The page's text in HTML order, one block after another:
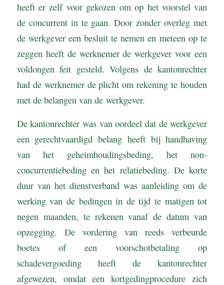
heeft er zelf voor gekozen om op het voorstel van
de concurrent in te gaan. Door zonder overleg met
de werkgever een besluit te nemen en meteen op te
zeggen heeft de werknemer de werkgever voor een
voldongen feit gesteld. Volgens de kantonrechter
had de werknemer de plicht om rekening te houden
met de belangen van de werkgever.
De kantonrechter was van oordeel dat de werkgever
een gerechtvaardigd belang heeft bij handhaving
van het geheimhoudingsbeding, het non-
concurrentiebeding en het relatiebeding. De korte
duur van het dienstverband was aanleiding om de
werking van de bedingen in de tijd te matigen tot
negen maanden, te rekenen vanaf de datum van
opzegging. De vordering van reeds verbeurde
boetes of een voorschotbetaling op
schadevergoeding heeft de kantonrechter
afgewezen, omdat een kortgedingprocedure zich